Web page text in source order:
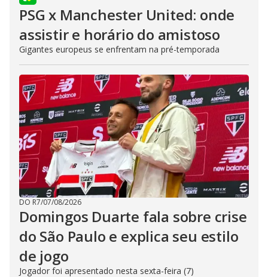
PSG x Manchester United: onde
assistir e horário do amistoso
Gigantes europeus se enfrentam na pré-temporada
DO R7/07/08/2026
Domingos Duarte fala sobre crise
do São Paulo e explica seu estilo
de jogo
Jogador foi apresentado nesta sexta-feira (7)